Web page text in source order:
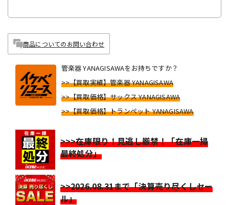
商品についてのお問い合わせ
管楽器 YANAGISAWAをお持ちですか？
>>【買取実績】管楽器 YANAGISAWA
>>【買取価格】サックス YANAGISAWA
>>【買取価格】トランペット YANAGISAWA
>>>在庫限り！見逃し厳禁！「在庫一掃
最終処分」
>>2026.08.31まで「決算売り尽くしセー
ル」